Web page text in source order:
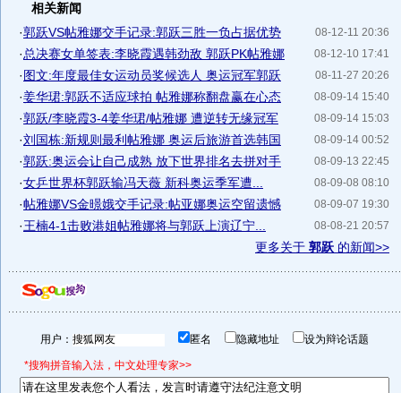
相关新闻
08-12-11 20:36
·郭跃VS帖雅娜交手记录:郭跃三胜一负占据优势
08-12-10 17:41
·总决赛女单签表:李晓霞遇韩劲敌 郭跃PK帖雅娜
08-11-27 20:26
·图文:年度最佳女运动员奖候选人 奥运冠军郭跃
08-09-14 15:40
·姜华珺:郭跃不适应球拍 帖雅娜称翻盘赢在心态
08-09-14 15:03
·郭跃/李晓霞3-4姜华珺/帖雅娜 遭逆转无缘冠军
08-09-14 00:52
·刘国栋:新规则最利帖雅娜 奥运后旅游首选韩国
08-09-13 22:45
·郭跃:奥运会让自己成熟 放下世界排名去拼对手
08-09-08 08:10
·女乒世界杯郭跃输冯天薇 新科奥运季军遭...
08-09-07 19:30
·帖雅娜VS金暻娥交手记录:帖亚娜奥运空留遗憾
08-08-21 20:57
·王楠4-1击败港姐帖雅娜将与郭跃上演辽宁...
更多关于 郭跃 的新闻>>
用户： 匿名 隐藏地址 设为辩论话题
*搜狗拼音输入法，中文处理专家>>